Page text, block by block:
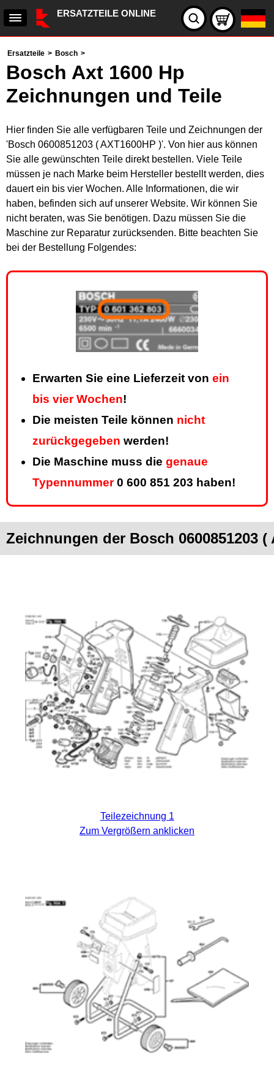
ERSATZTEILE ONLINE
Ersatzteile > Bosch >
Bosch Axt 1600 Hp
Zeichnungen und Teile
Hier finden Sie alle verfügbaren Teile und Zeichnungen der
'Bosch 0600851203 ( AXT1600HP )'. Von hier aus können
Sie alle gewünschten Teile direkt bestellen. Viele Teile
müssen je nach Marke beim Hersteller bestellt werden, dies
dauert ein bis vier Wochen. Alle Informationen, die wir
haben, befinden sich auf unserer Website. Wir können Sie
nicht beraten, was Sie benötigen. Dazu müssen Sie die
Maschine zur Reparatur zurücksenden. Bitte beachten Sie
bei der Bestellung Folgendes:
Erwarten Sie eine Lieferzeit von ein
bis vier Wochen!
Die meisten Teile können nicht
zurückgegeben werden!
Die Maschine muss die genaue
Typennummer0 600 851 203 haben!
Zeichnungen der Bosch 0600851203 (
Teilezeichnung 1
Zum Vergrößern anklicken